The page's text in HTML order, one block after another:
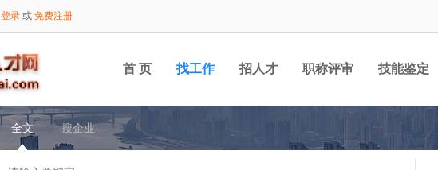
登录 或 免费注册
首 页 找工作 招人才 职称评审 技能鉴定
全文 搜企业